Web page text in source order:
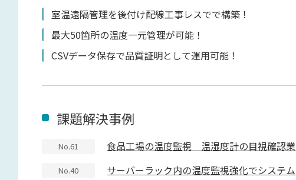
室温遠隔管理を後付け配線工事レスでで構築！
最大50箇所の温度一元管理が可能！
CSVデータ保存で品質証明として運用可能！
課題解決事例
No.61 食品工場の温度監視 温湿度計の目視確認業
No.40 サーバーラック内の温度監視強化でシステム